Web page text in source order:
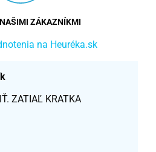
ZÁKAZNÍKMI
na Heuréka.sk
ZATIAĽ KRATKA